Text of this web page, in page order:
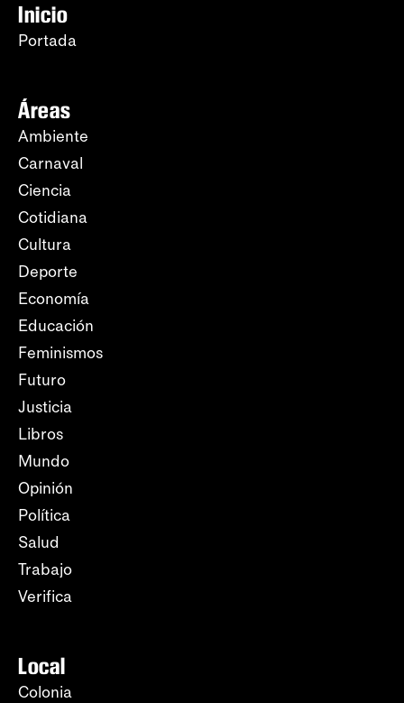
Inicio
Portada
Áreas
Ambiente
Carnaval
Ciencia
Cotidiana
Cultura
Deporte
Economía
Educación
Feminismos
Futuro
Justicia
Libros
Mundo
Opinión
Política
Salud
Trabajo
Verifica
Local
Colonia